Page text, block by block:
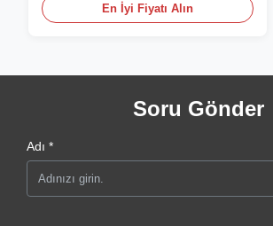
En İyi Fiyatı Alın
Soru Gönder
Adı *